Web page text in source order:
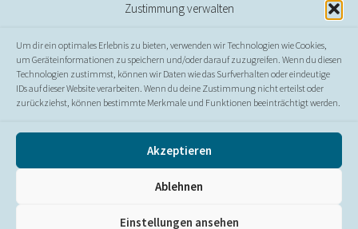
Zustimmung verwalten
Um dir ein optimales Erlebnis zu bieten, verwenden wir Technologien wie Cookies,
um Geräteinformationen zu speichern und/oder darauf zuzugreifen. Wenn du diesen
Technologien zustimmst, können wir Daten wie das Surfverhalten oder eindeutige
IDs auf dieser Website verarbeiten. Wenn du deine Zustimmung nicht erteilst oder
zurückziehst, können bestimmte Merkmale und Funktionen beeinträchtigt werden.
Akzeptieren
Ablehnen
Einstellungen ansehen
Presse//Kontakt//Impressum//Datenschutz//
Erklärung zur Barrierefreiheit